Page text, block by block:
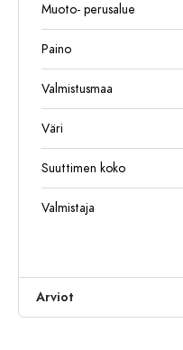
Muoto- perusalue
Paino
Valmistusmaa
Väri
Suuttimen koko
Valmistaja
Arviot